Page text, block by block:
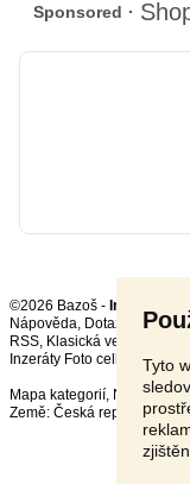
Tyto
©2026 Bazoš - Inzerce,
Nápověda, Dotazy
RSS,
Inzeráty Foto celkem:11928
Mapa kategorií,
Země: Česká republika,